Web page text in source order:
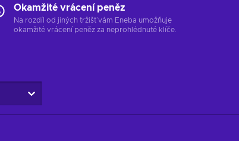
Okamžité vrácení peněz
Na rozdíl od jiných tržišť vám Eneba umožňuje
okamžité vrácení peněz za neprohlédnuté klíče.